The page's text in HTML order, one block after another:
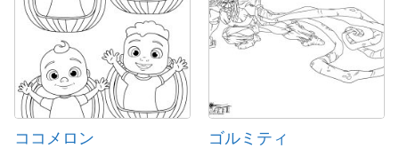
ココメロン ゴルミティ